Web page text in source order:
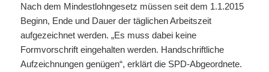
Nach dem Mindestlohngesetz müssen seit dem 1.1.2015
Beginn, Ende und Dauer der täglichen Arbeitszeit
aufgezeichnet werden. „Es muss dabei keine
Formvorschrift eingehalten werden. Handschriftliche
Aufzeichnungen genügen“, erklärt die SPD-Abgeordnete.